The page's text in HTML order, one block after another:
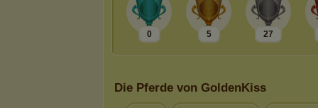
0 5 27
Die Pferde von GoldenKiss